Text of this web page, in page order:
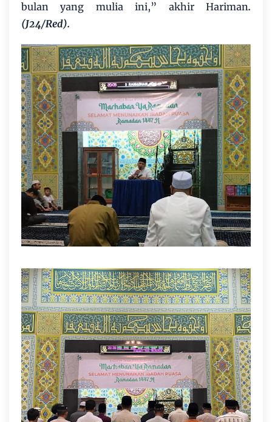
bulan yang mulia ini,” akhir Hariman.
(J24/Red).